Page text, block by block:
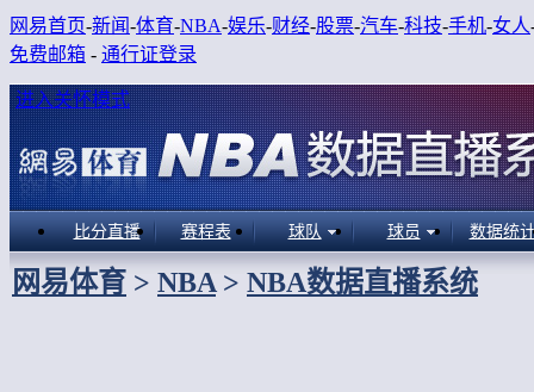
网易首页-新闻-体育-NBA-娱乐-财经-股票-汽车-科技-手机-女人
免费邮箱 - 通行证登录
进入关怀模式
比分直播 赛程表 球队 球员 数据统
网易体育 > NBA > NBA数据直播系统